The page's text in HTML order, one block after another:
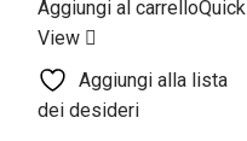
Aggiungi al carrelloQuick
View
Aggiungi alla lista
dei desideri